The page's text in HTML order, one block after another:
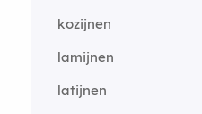
kozijnen
lamijnen
latijnen